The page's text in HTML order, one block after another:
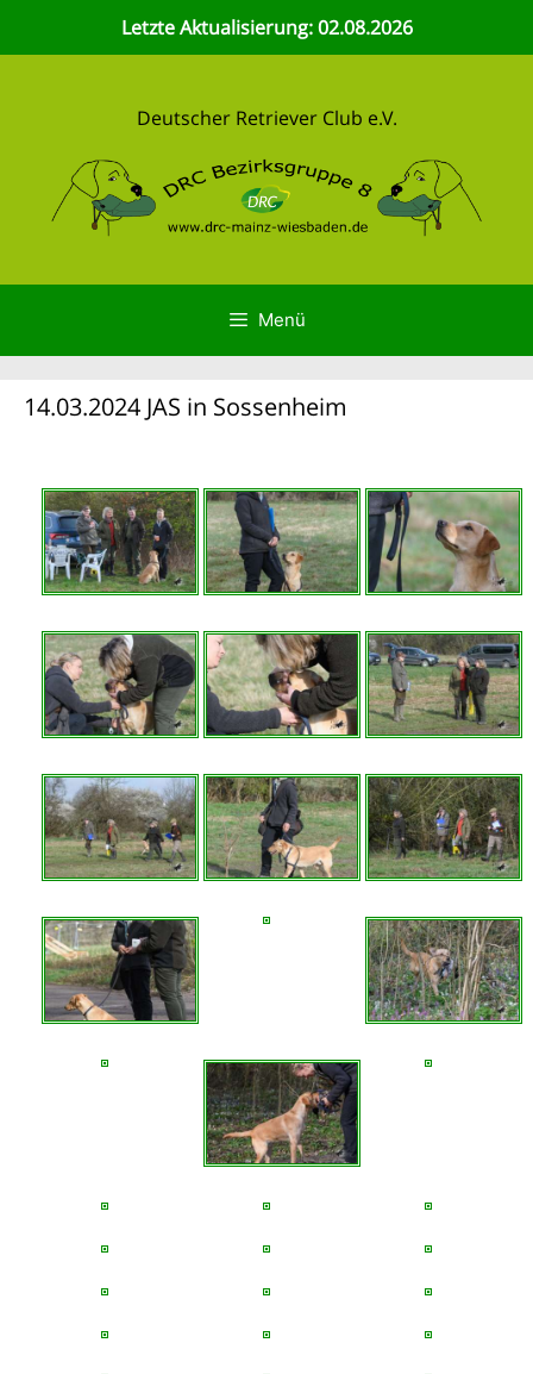
Letzte Aktualisierung: 02.08.2026
Deutscher Retriever Club e.V.
Menü
14.03.2024 JAS in Sossenheim